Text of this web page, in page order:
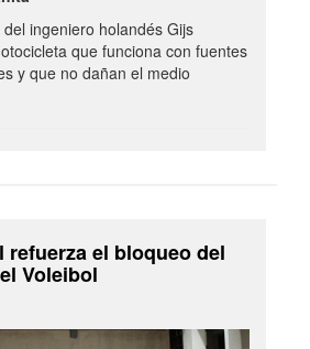
ingeniero holandés Gijs
que funciona con fuentes
y que no dañan el medio
refuerza el bloqueo del
Voleibol